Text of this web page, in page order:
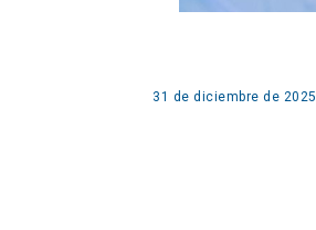
31 de diciembre de 2025